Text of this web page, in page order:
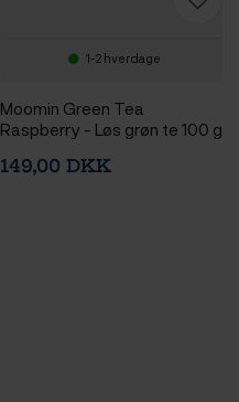
1-2 hverdage
Moomin Green Tea
Raspberry - Løs grøn te 100 g
149,00 DKK